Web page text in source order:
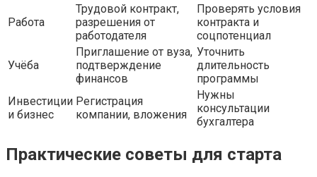
Работа
Трудовой контракт,
разрешения от
работодателя
Проверять условия
контракта и
соцпотенциал
Учёба
Приглашение от вуза,
подтверждение
финансов
Уточнить
длительность
программы
Инвестиции
и бизнес
Регистрация
компании, вложения
Нужны
консультации
бухгалтера
Практические советы для старта